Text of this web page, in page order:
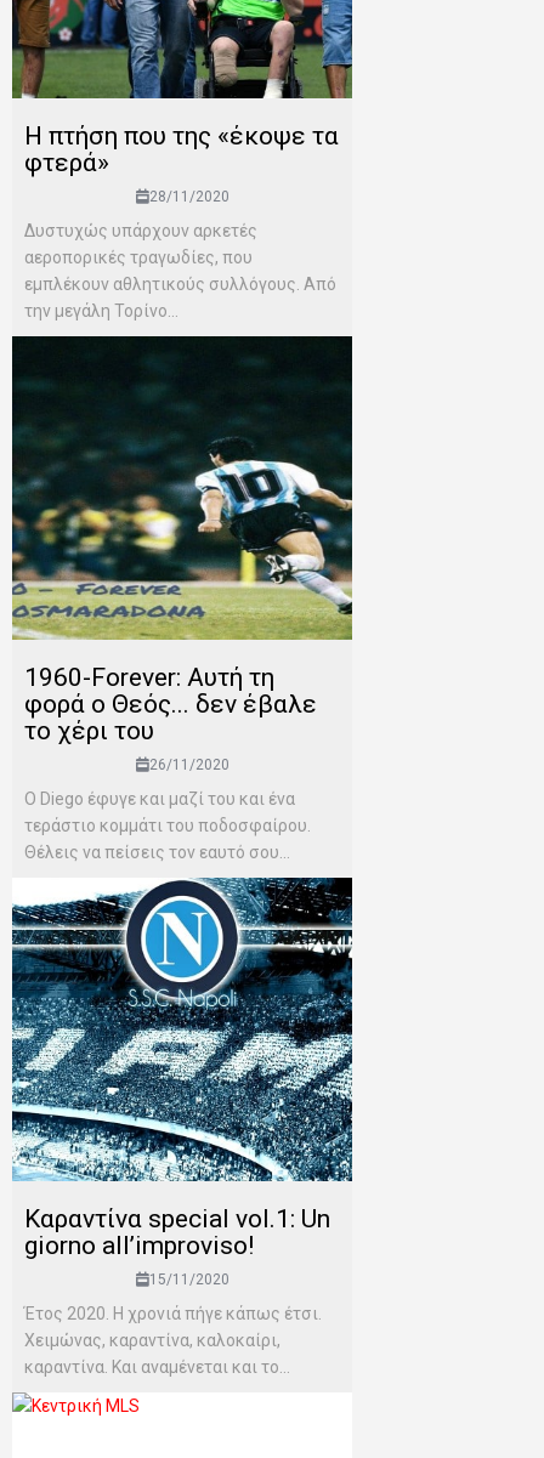
H πτήση που της «έκοψε τα
φτερά»
28/11/2020
Δυστυχώς υπάρχουν αρκετές
αεροπορικές τραγωδίες, που
εμπλέκουν αθλητικούς συλλόγους. Από
την μεγάλη Τορίνο...
1960-Forever: Αυτή τη
φορά ο Θεός... δεν έβαλε
το χέρι του
26/11/2020
Ο Diego έφυγε και μαζί του και ένα
τεράστιο κομμάτι του ποδοσφαίρου.
Θέλεις να πείσεις τον εαυτό σου...
Καραντίνα special vol.1: Un
giorno all’improviso!
15/11/2020
Έτος 2020. Η χρονιά πήγε κάπως έτσι.
Χειμώνας, καραντίνα, καλοκαίρι,
καραντίνα. Και αναμένεται και το...